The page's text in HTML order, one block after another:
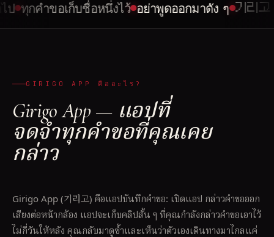
กคำขอเก็บชื่อหนึ่งไว้ อย่าพูดออกมาดัง ๆ 기리고 · เ
GIRIGO APP คืออะไร?
Girigo App — แอปที่
จดจำทุกคำขอที่คุณเคย
กล่าว
Girigo App (기리고) คือแอปบันทึกคำขอ: เปิดแอป กล่าวคำขอออก
เสียงต่อหน้ากล้อง แอปจะเก็บคลิปสั้น ๆ ที่คุณกำลังกล่าวคำขอเอาไว้
ไม่กี่วันให้หลัง คุณกลับมาดูซ้ำและเห็นว่าตัวเองเดินทางมาไกลแค่